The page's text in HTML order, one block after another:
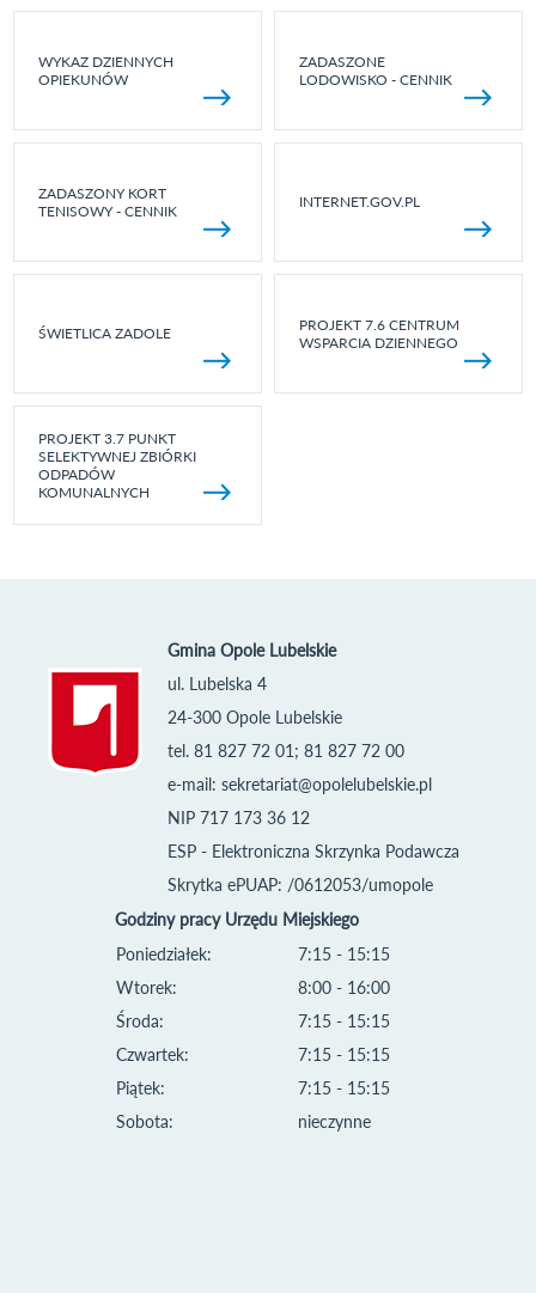
WYKAZ DZIENNYCH
OPIEKUNÓW
ZADASZONE
LODOWISKO - CENNIK
ZADASZONY KORT
TENISOWY - CENNIK
INTERNET.GOV.PL
ŚWIETLICA ZADOLE
PROJEKT 7.6 CENTRUM
WSPARCIA DZIENNEGO
PROJEKT 3.7 PUNKT
SELEKTYWNEJ ZBIÓRKI
ODPADÓW
KOMUNALNYCH
Gmina Opole Lubelskie
ul. Lubelska 4
24-300 Opole Lubelskie
tel. 81 827 72 01; 81 827 72 00
e-mail: sekretariat@opolelubelskie.pl
NIP 717 173 36 12
ESP - Elektroniczna Skrzynka Podawcza
Skrytka ePUAP: /0612053/umopole
Godziny pracy Urzędu Miejskiego
Poniedziałek:
Wtorek:
Środa:
Czwartek:
Piątek:
Sobota:
7:15 - 15:15
8:00 - 16:00
7:15 - 15:15
7:15 - 15:15
7:15 - 15:15
nieczynne